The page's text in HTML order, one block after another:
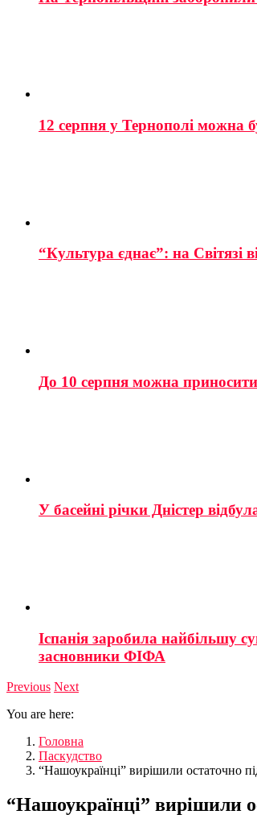
12 серпня у Тернополі можна
“Культура єднає”: на Світязі
До 10 серпня можна
У басейні річки Дністер
Іспанія заробила найбільшу
засновники ФІФА
Previous Next
You are here:
Головна
Паскудство
“Нашоукраїнці” вирішили остаточно
“Нашоукраїнці” вирішили